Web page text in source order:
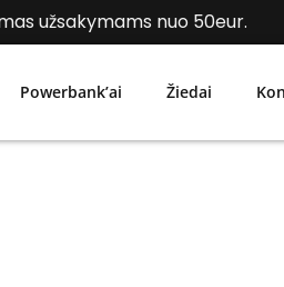
užsakymams nuo 50eur.
Powerbank’ai Žiedai